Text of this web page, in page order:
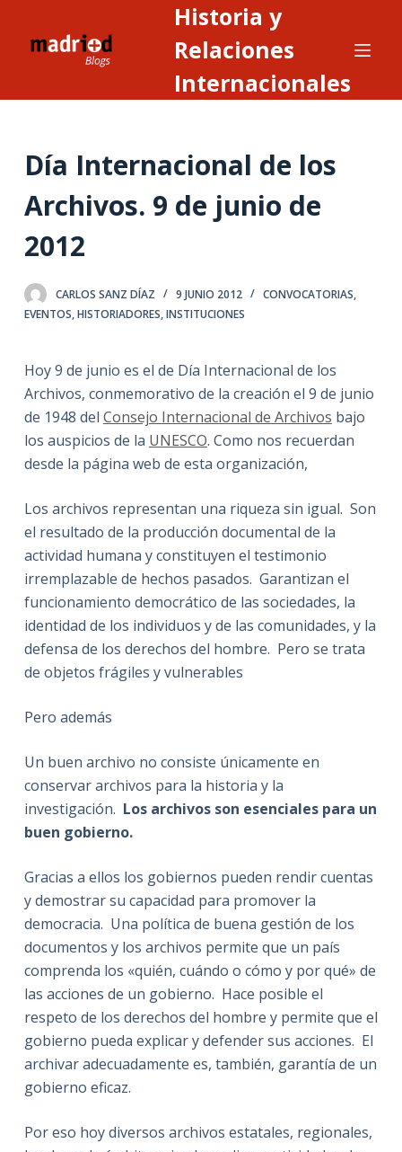
n
e
n
d
o
Historia y
Relaciones
Internacionales
Día Internacional de los
Archivos. 9 de junio de
2012
CARLOS SANZ DÍAZ 9 JUNIO 2012 CONVOCATORIAS,
EVENTOS,HISTORIADORES,INSTITUCIONES
Hoy 9 de junio es el de Día Internacional de los
Archivos, conmemorativo de la creación el 9 de junio
de 1948 del Consejo Internacional de Archivos bajo
los auspicios de la UNESCO. Como nos recuerdan
desde la página web de esta organización,
Los archivos representan una riqueza sin igual. Son
el resultado de la producción documental de la
actividad humana y constituyen el testimonio
irremplazable de hechos pasados. Garantizan el
funcionamiento democrático de las sociedades, la
identidad de los individuos y de las comunidades, y la
defensa de los derechos del hombre. Pero se trata
de objetos frágiles y vulnerables
Pero además
Un buen archivo no consiste únicamente en
conservar archivos para la historia y la
investigación. Los archivos son esenciales para un
buen gobierno.
Gracias a ellos los gobiernos pueden rendir cuentas
y demostrar su capacidad para promover la
democracia. Una política de buena gestión de los
documentos y los archivos permite que un país
comprenda los «quién, cuándo o cómo y por qué» de
las acciones de un gobierno. Hace posible el
respeto de los derechos del hombre y permite que el
gobierno pueda explicar y defender sus acciones. El
archivar adecuadamente es, también, garantía de un
gobierno eficaz.
Por eso hoy diversos archivos estatales, regionales,